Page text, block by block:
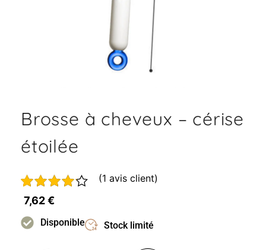
Brosse à cheveux – cérise
étoilée
Noté
4.00
5 basé
1
(1 avis client)
7,62€
Disponible Stock limité